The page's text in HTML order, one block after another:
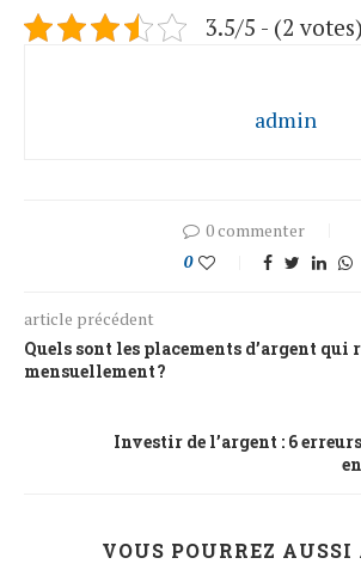
3.5/5 - (2 votes)
admin
0 commenter
0
article précédent
Quels sont les placements d’argent qui
mensuellement ?
Investir de l’argent : 6
VOUS POURREZ